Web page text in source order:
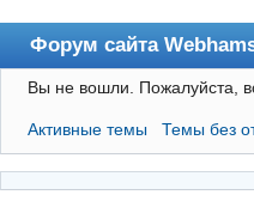
Форум сайта
Форум
Пользователи
Поиск
Вы не вошли. Пожалуйста,
Активные темы Темы без